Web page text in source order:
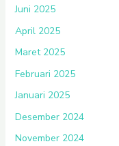
Juni 2025
April 2025
Maret 2025
Februari 2025
Januari 2025
Desember 2024
November 2024